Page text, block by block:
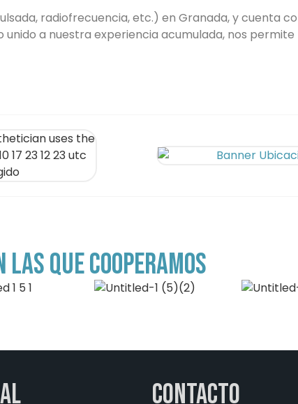
radiofrecuencia, etc.) en Granada, y cuenta
a nuestra experiencia acumulada, nos permite
QUE COOPERAMOS
Contacto